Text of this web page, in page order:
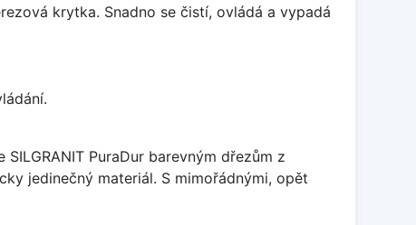
krytka. Snadno se čistí, ovládá a vypadá
PuraDur barevným dřezům z
jedinečný materiál. S mimořádnými, opět